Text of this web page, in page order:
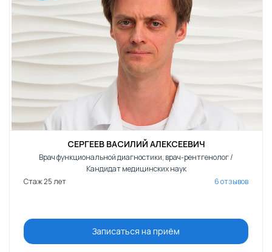
СЕРГЕЕВ ВАСИЛИЙ АЛЕКСЕЕВИЧ
Врач функциональной диагностики, врач-рентгенолог /
Кандидат медицинских наук
Стаж 25 лет
6 отзывов
Записаться на приём